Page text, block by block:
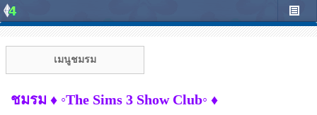
เมนูชมรม
ชมรม ♦ ◦The Sims 3 Show Club◦ ♦